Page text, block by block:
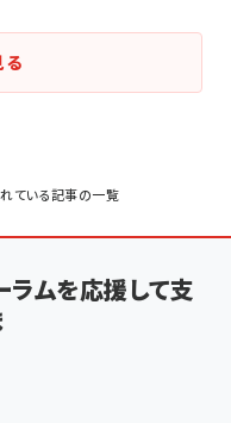
れている記事の一覧
る
ラムを応援して支